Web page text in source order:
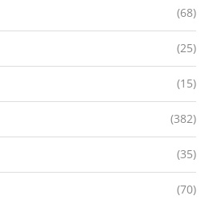
(68)
(25)
(15)
(382)
(35)
(70)